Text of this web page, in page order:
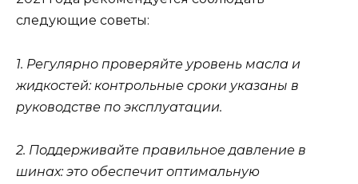
следующие советы:
1. Регулярно проверяйте уровень масла и
жидкостей: контрольные сроки указаны в
руководстве по эксплуатации.
2. Поддерживайте правильное давление в
шинах: это обеспечит оптимальную